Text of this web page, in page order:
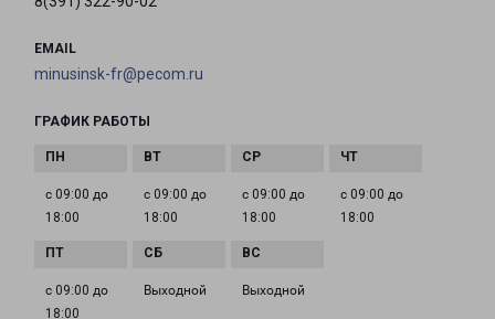
EMAIL
minusinsk-fr@pecom.ru
ГРАФИК РАБОТЫ
с 09:00 до
18:00
с 09:00 до
18:00
с 09:00 до
18:00
с 09:00 до
18:00
с 09:00 до
18:00
Выходной Выходной